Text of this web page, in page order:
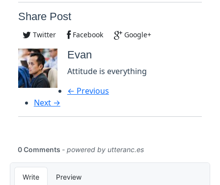
Share Post
Twitter Facebook Google+
Evan
Attitude is everything
← Previous
Next →